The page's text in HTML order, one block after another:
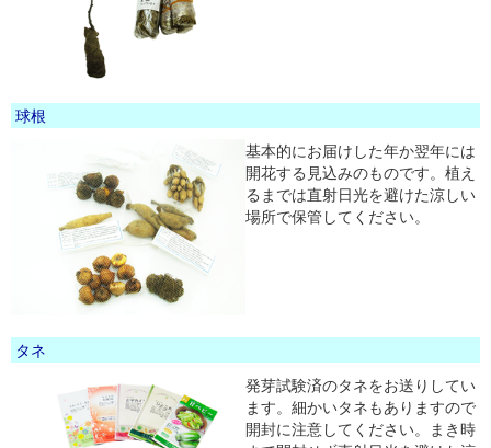
球根
基本的にお届けした年か翌年には
開花する見込みのものです。植え
るまでは直射日光を避けた涼しい
場所で保管してください。
タネ
発芽試験済のタネをお送りしてい
ます。細かいタネもありますので
開封に注意してください。まき時